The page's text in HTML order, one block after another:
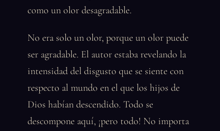
como un olor desagradable.
No era solo un olor, porque un olor puede
ser agradable. El autor estaba revelando la
intensidad del disgusto que se siente con
respecto al mundo en el que los hijos de
Dios habían descendido. Todo se
descompone aquí, ¡pero todo! No importa